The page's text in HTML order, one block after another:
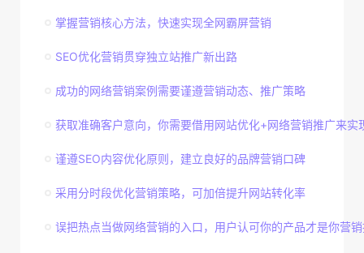
掌握营销核心方法，快速实现全网霸屏营销
SEO优化营销贯穿独立站推广新出路
成功的网络营销案例需要谨遵营销动态、推广策略
获取准确客户意向，你需要借用网站优化+网络营销推广来实
谨遵SEO内容优化原则，建立良好的品牌营销口碑
采用分时段优化营销策略，可加倍提升网站转化率
误把热点当做网络营销的入口，用户认可你的产品才是你营